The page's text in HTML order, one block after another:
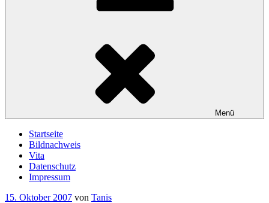
Menü
Startseite
Bildnachweis
Vita
Datenschutz
Impressum
Veröffentlicht
15. Oktober 2007 von Tanis